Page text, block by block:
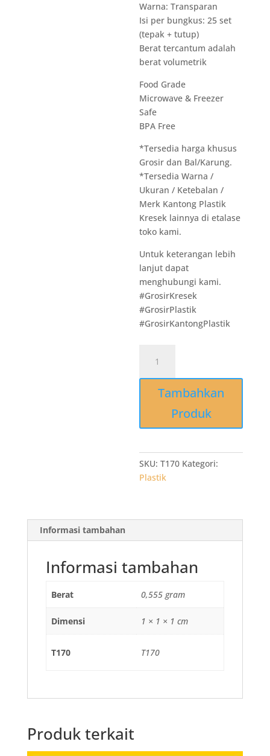
Warna: Transparan
Isi per bungkus: 25 set
(tepak + tutup)
Berat tercantum adalah
berat volumetrik
Food Grade
Microwave & Freezer
Safe
BPA Free
*Tersedia harga khusus
Grosir dan Bal/Karung.
*Tersedia Warna /
Ukuran / Ketebalan /
Merk Kantong Plastik
Kresek lainnya di etalase
toko kami.
Untuk keterangan lebih
lanjut dapat
menghubungi kami.
#GrosirKresek
#GrosirPlastik
#GrosirKantongPlastik
T170
Thin
Rectangle
ml
-
Kotak
25
Tambahkan
Produk
SKU:T170 Kategori:
Plastik
Informasi tambahan
Informasi tambahan
Berat 0,555 gram
Dimensi 1 × 1 × 1 cm
T170 T170
Produk terkait